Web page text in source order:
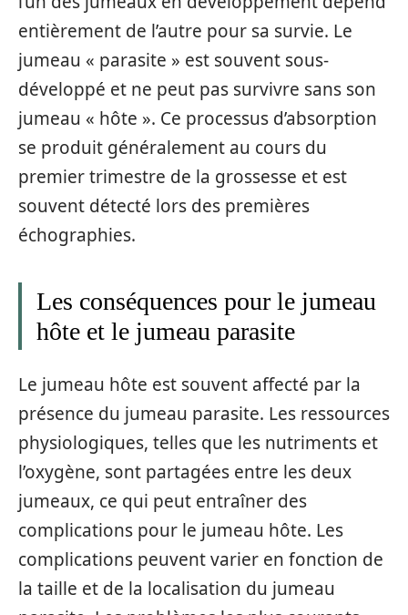
entièrement de l’autre pour sa survie. Le
jumeau « parasite » est souvent sous-
développé et ne peut pas survivre sans son
jumeau « hôte ». Ce processus d’absorption
se produit généralement au cours du
premier trimestre de la grossesse et est
souvent détecté lors des premières
échographies.
Les conséquences pour le jumeau
hôte et le jumeau parasite
Le jumeau hôte est souvent affecté par la
présence du jumeau parasite. Les ressources
physiologiques, telles que les nutriments et
l’oxygène, sont partagées entre les deux
jumeaux, ce qui peut entraîner des
complications pour le jumeau hôte. Les
complications peuvent varier en fonction de
la taille et de la localisation du jumeau